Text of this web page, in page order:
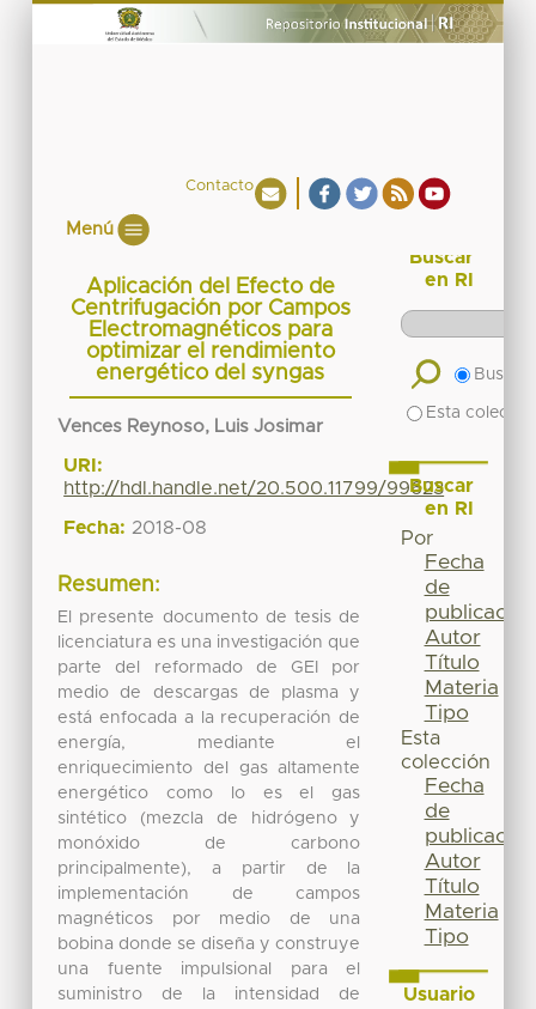
Contacto
Menú
Aplicación del Efecto de
Centrifugación por Campos
Electromagnéticos para
optimizar el rendimiento
energético del syngas
Vences Reynoso, Luis Josimar
URI:
http://hdl.handle.net/20.500.11799/99623
Fecha: 2018-08
Resumen:
El presente documento de tesis de
licenciatura es una investigación que
parte del reformado de GEI por
medio de descargas de plasma y
está enfocada a la recuperación de
energía, mediante el
enriquecimiento del gas altamente
energético como lo es el gas
sintético (mezcla de hidrógeno y
monóxido de carbono
principalmente), a partir de la
implementación de campos
magnéticos por medio de una
bobina donde se diseña y construye
una fuente impulsional para el
suministro de la intensidad de
Buscar
en RI
Buscar
Esta
Buscar
en RI
Por
Fecha
de
publicación
Autor
Título
Materia
Tipo
Esta
colección
Fecha
de
publicación
Autor
Título
Materia
Tipo
Usuario